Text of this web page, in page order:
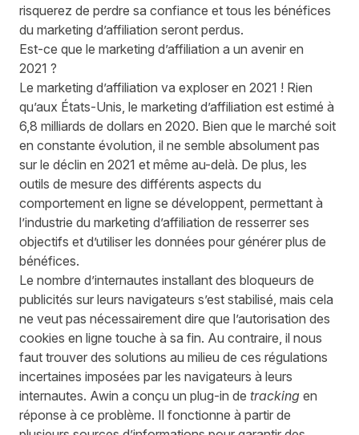
risquerez de perdre sa confiance et tous les bénéfices
du marketing d’affiliation seront perdus.
Est-ce que le marketing d’affiliation a un avenir en
2021 ?
Le marketing d’affiliation va exploser en 2021 ! Rien
qu’aux États-Unis, le marketing d’affiliation est estimé à
6,8 milliards de dollars en 2020. Bien que le marché soit
en constante évolution, il ne semble absolument pas
sur le déclin en 2021 et même au-delà. De plus, les
outils de mesure des différents aspects du
comportement en ligne se développent, permettant à
l’industrie du marketing d’affiliation de resserrer ses
objectifs et d’utiliser les données pour générer plus de
bénéfices.
Le nombre d’internautes installant des bloqueurs de
publicités sur leurs navigateurs s’est stabilisé, mais cela
ne veut pas nécessairement dire que l’autorisation des
cookies en ligne touche à sa fin. Au contraire, il nous
faut trouver des solutions au milieu de ces régulations
incertaines imposées par les navigateurs à leurs
internautes. Awin a conçu un plug-in de tracking en
réponse à ce problème. Il fonctionne à partir de